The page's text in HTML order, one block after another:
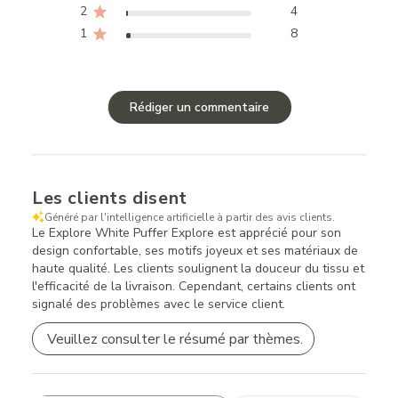
2
4
1
8
Rédiger un commentaire
Les clients disent
Généré par l'intelligence artificielle à partir des avis clients.
Le Explore White Puffer Explore est apprécié pour son
design confortable, ses motifs joyeux et ses matériaux de
haute qualité. Les clients soulignent la douceur du tissu et
l'efficacité de la livraison. Cependant, certains clients ont
signalé des problèmes avec le service client.
Veuillez consulter le résumé par thèmes.